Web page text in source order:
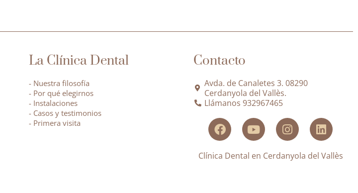
La Clínica Dental
- Nuestra filosofía
- Por qué elegirnos
- Instalaciones
- Casos y testimonios
- Primera visita
Contacto
Avda. de Canaletes 3. 08290
Cerdanyola del Vallès.
Llámanos 932967465
Clínica Dental en Cerdanyola del Vallès